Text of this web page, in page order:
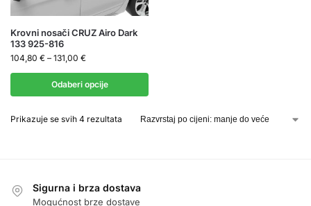
Krovni nosači CRUZ Airo Dark
133 925-816
104,80 € – 131,00 €
Odaberi opcije
Prikazuje se svih 4 rezultata
Sigurna i brza dostava
Mogućnost brze dostave